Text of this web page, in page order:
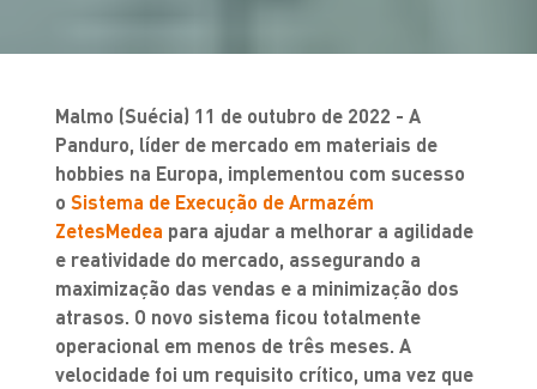
Malmo (Suécia) 11 de outubro de 2022 - A
Panduro, líder de mercado em materiais de
hobbies na Europa, implementou com sucesso
o Sistema de Execução de Armazém
ZetesMedea para ajudar a melhorar a agilidade
e reatividade do mercado, assegurando a
maximização das vendas e a minimização dos
atrasos. O novo sistema ficou totalmente
operacional em menos de três meses. A
velocidade foi um requisito crítico, uma vez que